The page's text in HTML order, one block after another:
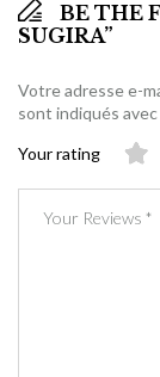
BE THE
SUGIRA”
Votre adresse e-
sont indiqués avec
Your rating